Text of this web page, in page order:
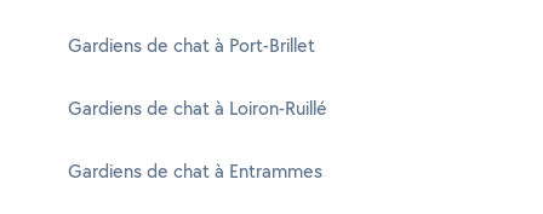
Gardiens de chat à Port-Brillet
Gardiens de chat à Loiron-Ruillé
Gardiens de chat à Entrammes